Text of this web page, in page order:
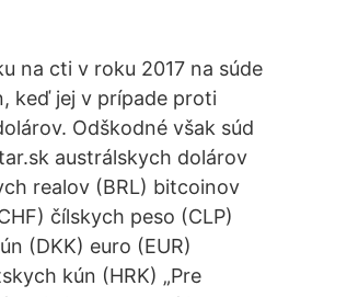
na cti v roku 2017 na súde
keď jej v prípade proti
Odškodné však súd
austrálskych dolárov
realov (BRL) bitcoinov
čílskych peso (CLP)
(DKK) euro (EUR)
kún (HRK) „Pre